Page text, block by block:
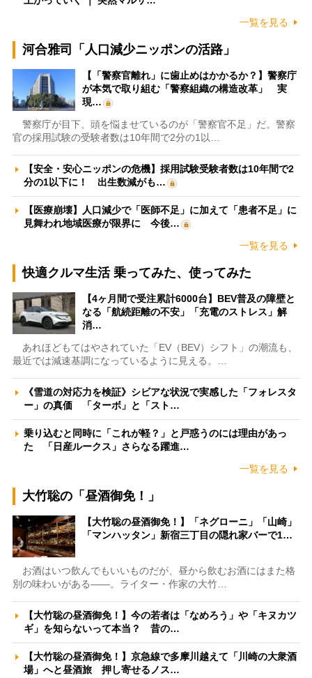
一覧を見る
河合雅司「人口減少ニッポンの活路」
【「警察官離れ」に歯止めはかかるか？】警察庁
が本気で取り組む「警察組織の構造改革」 実
現…
警察庁が目下、頭を悩ませているのが「警察官不足」だ。警察
官の採用試験の受験者数は10年間で2分の1以…
【安全・安心ニッポンの危機】採用試験受験者数は10年間で2
分の1以下に！ 出生数減がも…
【医療崩壊】人口減少で「医師不足」に加えて「患者不足」に
見舞われ地域医療が限界に 今後…
一覧を見る
快適クルマ生活 乗ってみた、使ってみた
【4ヶ月間で受注累計6000台】BEV普及の障壁と
なる「航続距離の不安」「充電のストレス」解
消…
あれほどもてはやされていた「EV（BEV）シフト」の潮流も、
最近では減速基調になっているように見える。…
《雪道の対応力を検証》シビアな状況で実感した「フォレスタ
ー」の真価 「ターボ」と「スト…
乗り込むと同時に「これが軽？」と戸惑うのには理由があっ
た 「日産ルークス」さらなる躍進…
一覧を見る
大竹聡の「昼酒御免！」
【大竹聡の昼酒御免！】「ネグローニ」「山崎」
「マンハッタン」新宿三丁目の隠れ家バーで1…
お酒はいつ飲んでもいいものだが、昼から飲むお酒にはまた格
別の味わいがある――。ライター・作家の大竹…
【大竹聡の昼酒御免！】今の若者は「なめろう」や「キヌカツ
ギ」を知らないって本当？ 昔の…
【大竹聡の昼酒御免！】京急線で多摩川越えて「川崎の大衆酒
場」へと昼酒旅 押し寄せるノス…